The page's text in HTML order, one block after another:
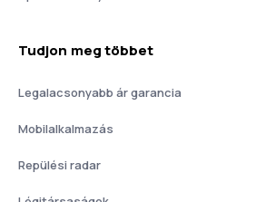
Tudjon meg többet
Legalacsonyabb ár garancia
Mobilalkalmazás
Repülési radar